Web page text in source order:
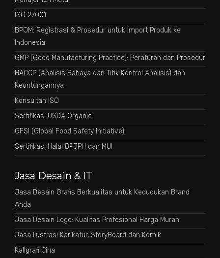
ISO 27001
BPOM: Registrasi & Prosedur untuk Import Produk ke
Indonesia
GMP (Good Manufacturing Practice): Peraturan dan Prosedur
HACCP (Analisis Bahaya dan Titik Kontrol Analisis) dan
Keuntungannya
Konsultan ISO
Sertifikasi USDA Organic
GFSI (Global Food Safety Initiative)
Sertifikasi Halal BPJPH dan MUI
Jasa Desain & IT
Jasa Desain Grafis Berkualitas untuk Kedudukan Brand
Anda
Jasa Desain Logo: Kualitas Profesional Harga Murah
Jasa Ilustrasi Karikatur, StoryBoard dan Komik
Kaligrafi Cina